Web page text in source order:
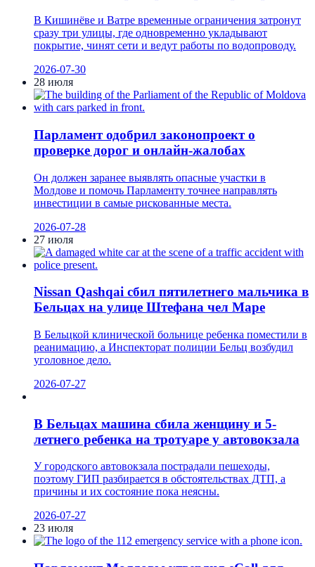
В Кишинёве и Ватре временные ограничения затронут
сразу три улицы, где одновременно укладывают
покрытие, чинят сети и ведут работы по водопроводу.
2026-07-30
28 июля
Парламент одобрил законопроект о
проверке дорог и онлайн-жалобах
Он должен заранее выявлять опасные участки в
Молдове и помочь Парламенту точнее направлять
инвестиции в самые рискованные места.
2026-07-28
27 июля
Nissan Qashqai сбил пятилетнего мальчика в
Бельцах на улице Штефана чел Маре
В Бельцкой клинической больнице ребенка поместили в
реанимацию, а Инспекторат полиции Бельц возбудил
уголовное дело.
2026-07-27
В Бельцах машина сбила женщину и 5-
летнего ребенка на тротуаре у автовокзала
У городского автовокзала пострадали пешеходы,
поэтому ГИП разбирается в обстоятельствах ДТП, а
причины и их состояние пока неясны.
2026-07-27
23 июля